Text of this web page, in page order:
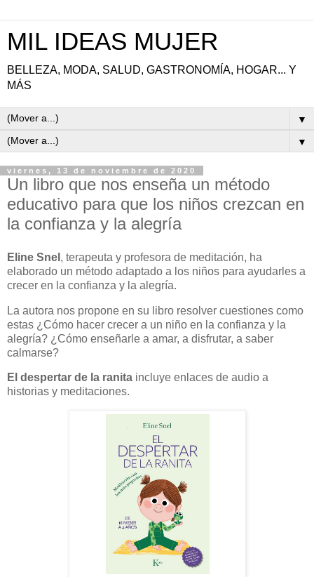
MIL IDEAS MUJER
BELLEZA, MODA, SALUD, GASTRONOMÍA, HOGAR... Y
MÁS
▼
▼
viernes, 13 de noviembre de 2020
Un libro que nos enseña un método
educativo para que los niños crezcan en
la confianza y la alegría
Eline Snel , terapeuta y profesora de meditación, ha
elaborado un método adaptado a los niños para ayudarles a
crecer en la confianza y la alegría.
La autora nos propone en su libro resolver cuestiones como
estas ¿Cómo hacer crecer a un niño en la confianza y la
alegría? ¿Cómo enseñarle a amar, a disfrutar, a saber
calmarse?
El despertar de la ranita incluye enlaces de audio a
historias y meditaciones.